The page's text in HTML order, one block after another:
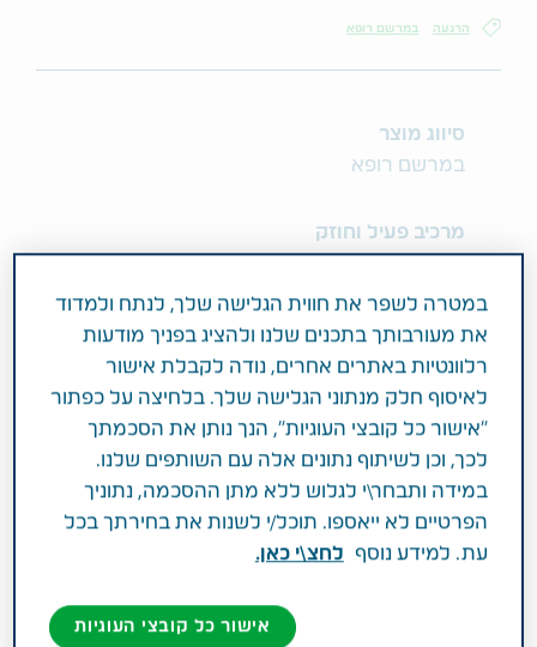
הרגעה במרשם רופא
סיווג מוצר
במרשם רופא
מרכיב פעיל וחוזק
תחום טיפול
הרגעה
פעילות רפואית
לטיפול במצבי חרדה. מרפה שרירים. קבוצה
תרפויטית: בנזודיאזפינים.
במטרה לשפר את חווית הגלישה שלך, לנתח ולמדוד
את מעורבותך בתכנים שלנו ולהציג בפניך מודעות
רלוונטיות באתרים אחרים, נודה לקבלת אישור
לאיסוף חלק מנתוני הגלישה שלך. בלחיצה על כפתור
"אישור כל קובצי העוגיות", הנך נותן את הסכמתך
לכך, וכן לשיתוף נתונים אלה עם השותפים שלנו.
במידה ותבחר\י לגלוש ללא מתן ההסכמה, נתוניך
הפרטיים לא ייאספו. תוכל/י לשנות את בחירתך בכל
עת. למידע נוסף
לחצ\י כאן.
אישור כל קובצי העוגיות